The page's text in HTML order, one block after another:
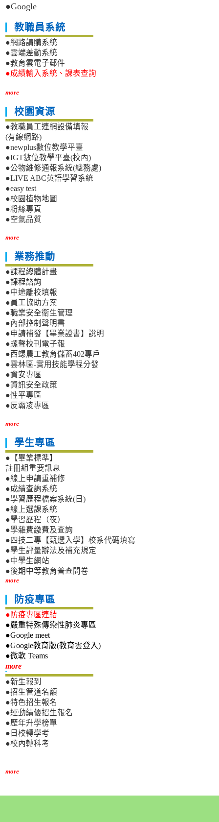
●Google
教職員系統
●網路請購系統
●雲端差勤系統
●教育雲電子郵件
●成績輸入系統、課表查詢
more
校園資源
●教職員工連網設備填報
(有線網路)
●newplus數位教學平臺
●IGT數位教學平臺(校內)
●公物維修通報系統(總務處)
●LIVE ABC英語學習系統
●easy test
●校園植物地圖
●粉絲專頁
●空氣品質
more
業務推動
●課程總體計畫
●課程諮詢
●中途離校填報
●員工協助方案
●職業安全衛生管理
●內部控制聲明書
●申請補發【畢業證書】說明
●螺聲校刊電子報
●西螺農工教育儲蓄402專戶
●雲林區-實用技能學程分發
●資安專區
●資訊安全政策
●性平專區
●反霸凌專區
more
學生專區
●【畢業標準】
註冊組重要訊息
●線上申請重補修
●成績查詢系統
●學習歷程檔案系統(日)
●線上選課系統
●學習歷程（夜）
●學雜費繳費及查詢
●四技二專【甄選入學】校系代碼填寫
●學生評量辦法及補充規定
●中學生網站
●後期中等教育普查問卷
more
防疫專區
●防疫專區連結
●嚴重特殊傳染性肺炎專區
●Google meet
●Google教育版(教育雲登入)
●微軟 Teams
more新生專區
●新生報到
●招生管道名額
●特色招生報名
●運動績優招生報名
●歷年升學榜單
●日校轉學考
●校內轉科考
more